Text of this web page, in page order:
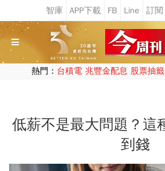
熱門： 台積電 兆豐金配息 股票抽籤
低薪不是最大問題？這
到錢